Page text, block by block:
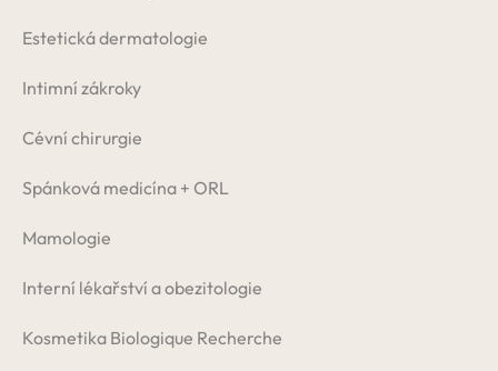
Estetická dermatologie
Intimní zákroky
Cévní chirurgie
Spánková medicína + ORL
Mamologie
Interní lékařství a obezitologie
Kosmetika Biologique Recherche